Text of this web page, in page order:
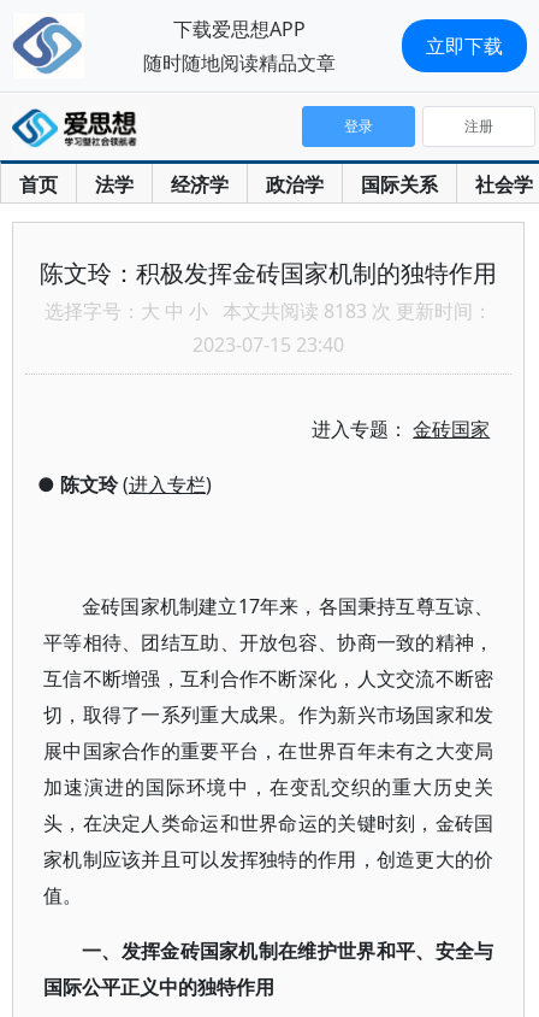
首页 法学 经济学 政治学 国际关系 社会学
登录 注册
陈文玲：积极发挥金砖国家机制的独特作用
选择字号： 大 中 小 本文共阅读 8183 次 更新时间：
2023-07-15 23:40
进入专题：金砖国家
● 陈文玲(进入专栏)
金砖国家机制建立17年来，各国秉持互尊互谅、
平等相待、团结互助、开放包容、协商一致的精神，
互信不断增强，互利合作不断深化，人文交流不断密
切，取得了一系列重大成果。作为新兴市场国家和发
展中国家合作的重要平台，在世界百年未有之大变局
加速演进的国际环境中，在变乱交织的重大历史关
头，在决定人类命运和世界命运的关键时刻，金砖国
家机制应该并且可以发挥独特的作用，创造更大的价
值。
一、发挥金砖国家机制在维护世界和平、安全与
国际公平正义中的独特作用
下载爱思想APP
随时随地阅读精品文章
立即下载